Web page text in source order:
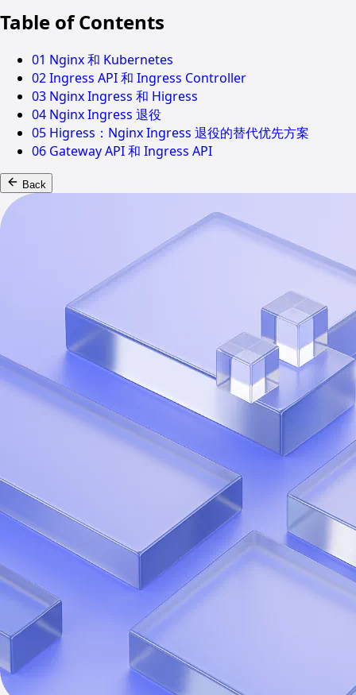
Table of Contents
01 Nginx 和 Kubernetes
02 Ingress API 和 Ingress Controller
03 Nginx Ingress 和 Higress
04 Nginx Ingress 退役
05 Higress：Nginx Ingress 退役的替代优先方案
06 Gateway API 和 Ingress API
Back